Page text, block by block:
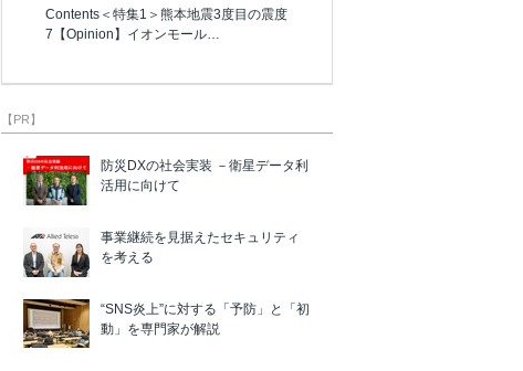
Contents＜特集1＞熊本地震3度目の震度
7【Opinion】イオンモール…
【PR】
防災DXの社会実装 －衛星データ利
活用に向けて
事業継続を見据えたセキュリティ
を考える
“SNS炎上”に対する「予防」と「初
動」を専門家が解説